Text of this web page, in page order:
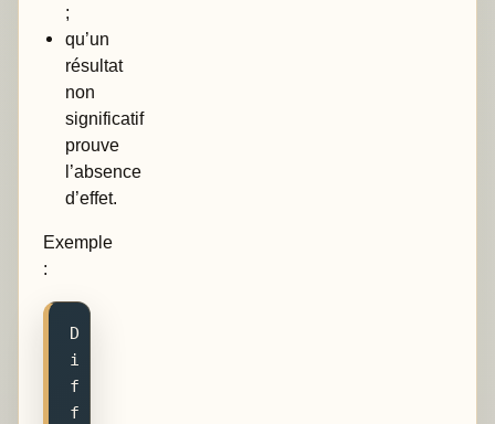
;
qu’un
résultat
non
significatif
prouve
l’absence
d’effet.
Exemple
:
D
i
f
f